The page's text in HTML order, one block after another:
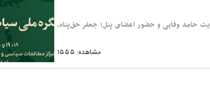
خارجی ایران در جنوب و شرق آسیا#187 با مدیریت حامد وفایی و حضور اعضای پنل؛ جعفر حق‌پناه،
مشاهده: ۱۵۵۵